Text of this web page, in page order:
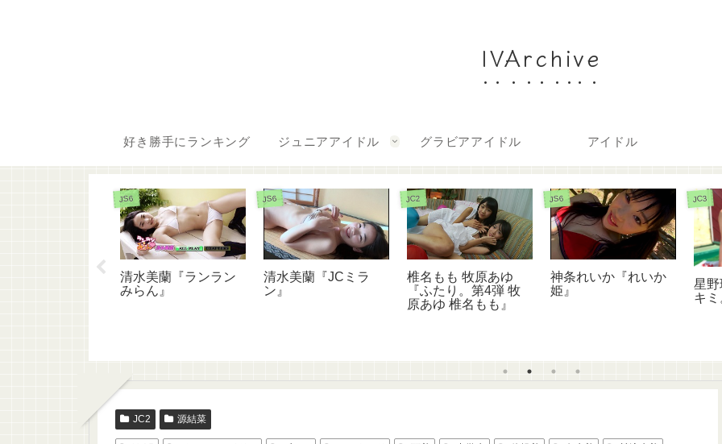
IVArchive
好き勝手にランキング ジュニアアイドル グラビアアイドル アイドル
JS6
清水美蘭『ランラン
みらん』
JS6
清水美蘭『JCミラ
ン』
JC2
椎名もも 牧原あゆ
『ふたり。第4弾 牧
原あゆ 椎名もも』
JS6
神条れいか『れいか
姫』
JC3
星
キ
JC2 源結菜